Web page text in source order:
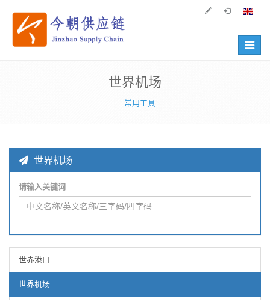
Toggle
世界机场
常用工具
世界机场
请输入关键词
世界港口
世界机场